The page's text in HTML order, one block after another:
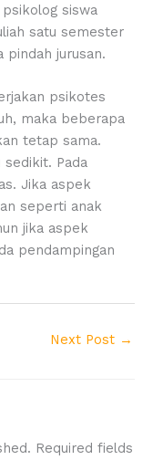
siswa
satu semester
jurusan.
psikotes
maka beberapa
tetap sama.
Pada
Jika aspek
seperti anak
jika aspek
pendampingan
Next Post →
Required fields